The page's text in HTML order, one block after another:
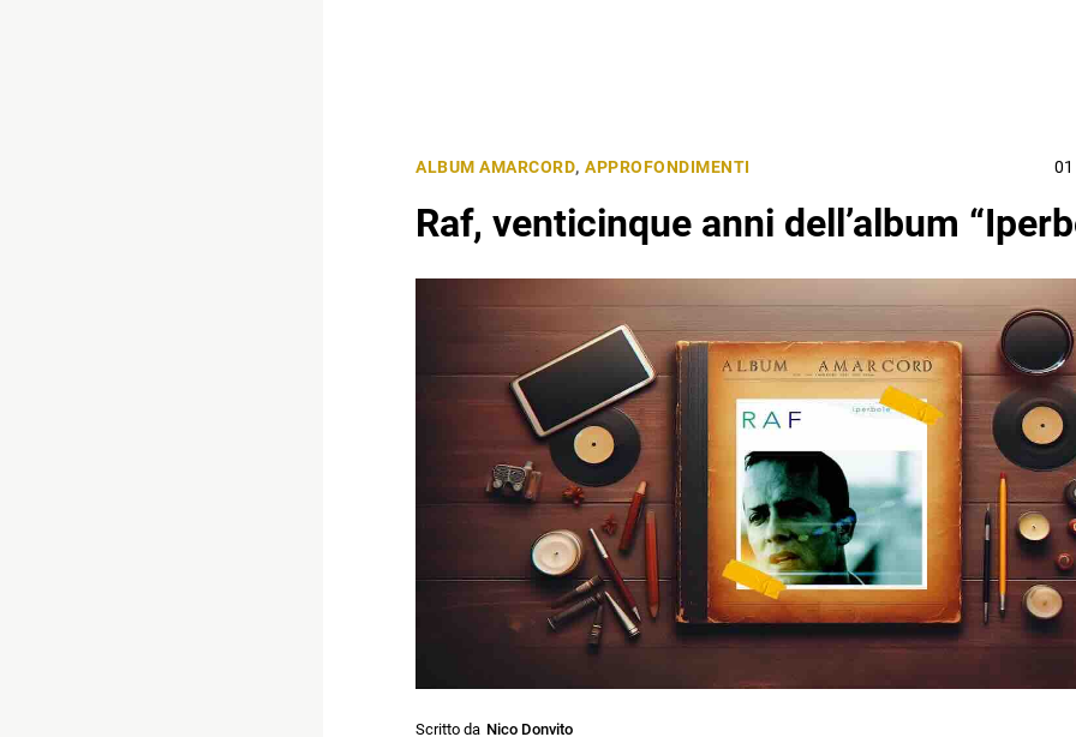
ALBUM AMARCORD, APPROFONDIMENTI
Raf, venticinque anni dell’album
Scritto da Nico Donvito